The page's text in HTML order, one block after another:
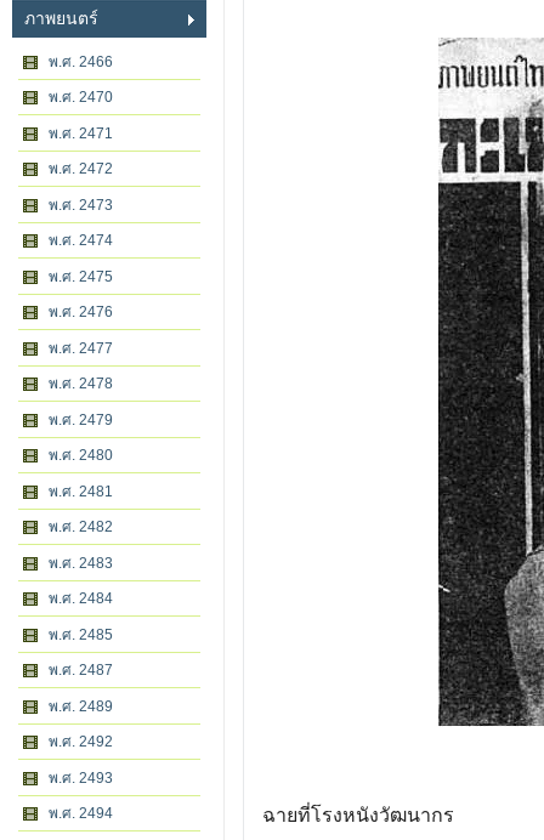
ภาพยนตร์
พ.ศ. 2466
พ.ศ. 2470
พ.ศ. 2471
พ.ศ. 2472
พ.ศ. 2473
พ.ศ. 2474
พ.ศ. 2475
พ.ศ. 2476
พ.ศ. 2477
พ.ศ. 2478
พ.ศ. 2479
พ.ศ. 2480
พ.ศ. 2481
พ.ศ. 2482
พ.ศ. 2483
พ.ศ. 2484
พ.ศ. 2485
พ.ศ. 2487
พ.ศ. 2489
พ.ศ. 2492
พ.ศ. 2493
พ.ศ. 2494 ฉายที่โรงหนังวัฒนากร